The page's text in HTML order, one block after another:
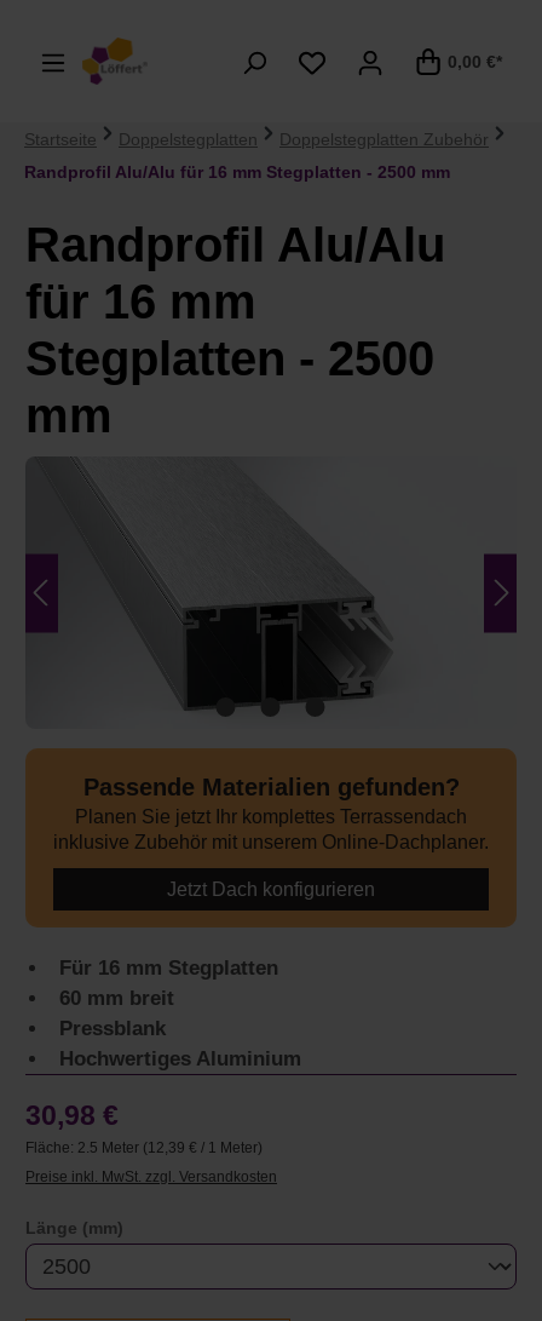
0,00 €*
Startseite Doppelstegplatten
Doppelstegplatten Zubehör
Randprofil Alu/Alu für 16 mm Stegplatten - 2500 mm
Randprofil Alu/Alu
für 16 mm
Stegplatten - 2500
mm
Bildergalerie überspringen
Passende Materialien gefunden?
Planen Sie jetzt Ihr komplettes Terrassendach
inklusive Zubehör mit unserem Online-Dachplaner.
Jetzt Dach konfigurieren
Für 16 mm Stegplatten
60 mm breit
Pressblank
Hochwertiges Aluminium
30,98 €
Fläche: 2.5 Meter (12,39 € / 1 Meter)
Preise inkl. MwSt. zzgl. Versandkosten
Länge (mm)